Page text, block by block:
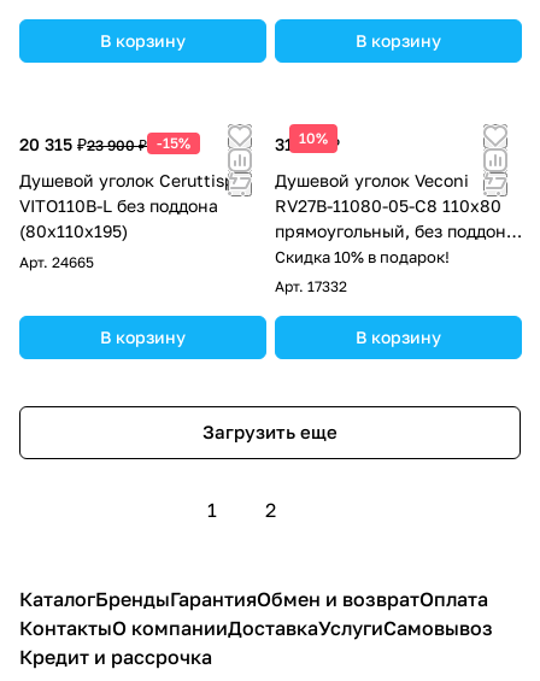
В корзину В корзину
20 315 ₽23 900 ₽ -15%
Душевой уголок Ceruttispa
VITO110B-L без поддона
(80x110x195)
Арт. 24665
В корзину
10%
31 617 ₽
Душевой уголок Veconi
RV27B-11080-05-C8 110х80
прямоугольный, без поддона,
тонированное стекло,
черный матовый
Скидка 10% в подарок!
Арт. 17332
В корзину
Загрузить еще
1 2
КаталогБрендыГарантияОбмен и возвратОплата
КонтактыО компанииДоставкаУслугиСамовывоз
Кредит и рассрочка